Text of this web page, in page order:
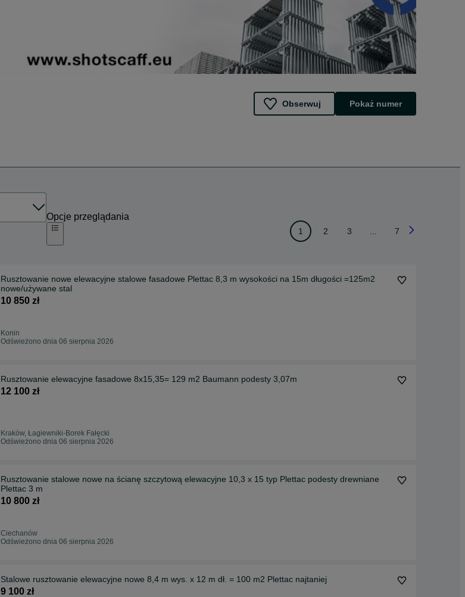
Obserwuj Pokaż numer
Opcje przeglądania
1 2 3 7
Rusztowanie nowe elewacyjne stalowe fasadowe Plettac 8,3 m wysokości na 15m długości =125m2
nowe/używane stal
10 850 zł
Konin
Odświeżono dnia 06 sierpnia 2026
Rusztowanie elewacyjne fasadowe 8x15,35= 129 m2 Baumann podesty 3,07m
12 100 zł
Kraków, Łagiewniki-Borek Fałęcki
Odświeżono dnia 06 sierpnia 2026
Rusztowanie stalowe nowe na ścianę szczytową elewacyjne 10,3 x 15 typ Plettac podesty drewniane
Plettac 3 m
10 800 zł
Ciechanów
Odświeżono dnia 06 sierpnia 2026
Stalowe rusztowanie elewacyjne nowe 8,4 m wys. x 12 m dł. = 100 m2 Plettac najtaniej
9 100 zł